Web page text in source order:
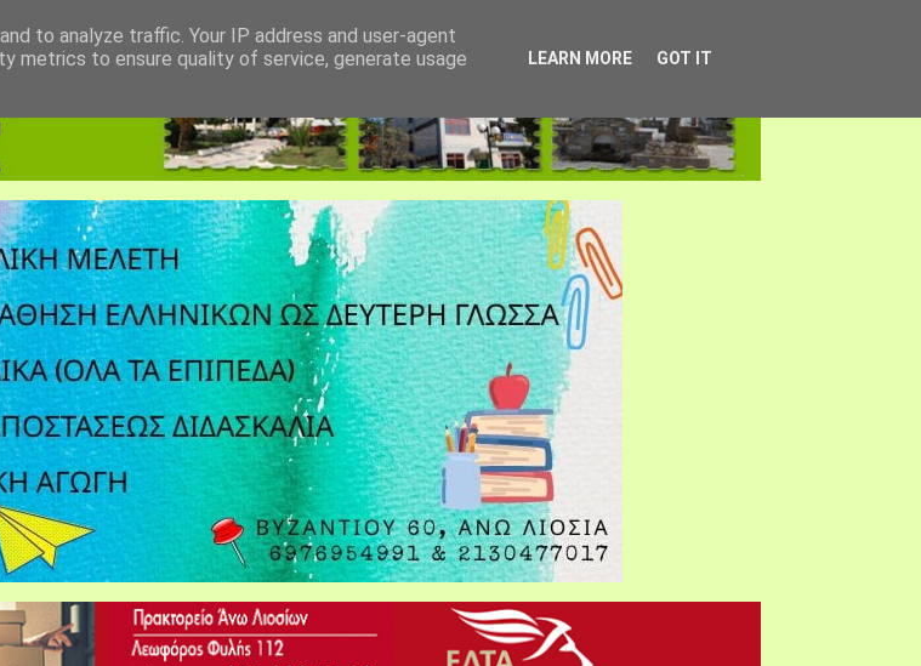
to analyze traffic. Your IP address and user-agent
metrics to ensure quality of service, generate usage
LEARN MORE GOT IT